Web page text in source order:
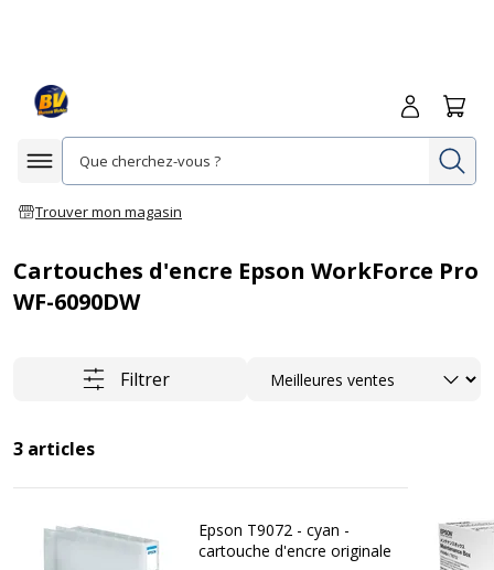
Afficher la navigation
Trouver mon magasin
Me
Cartouches d'encre Epson WorkForce Pro
WF-6090DW
Filtrer Trier
3 articles
Epson T9072 - cyan -
cartouche d'encre originale